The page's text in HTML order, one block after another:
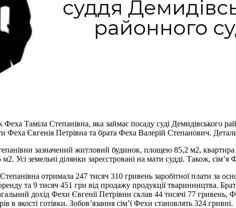
Феха Таміла Степанівна, яка займає посаду суді Демидівського
Феха Євгенія Петрівна та брата Феха Валерій Степанович.
зазначений житловий будинок, площею 85,2 м2, квартира
Усі земельні ділянки зареєстровані на мати судді. Також,
отримала 247 тисяч 310 гривень заробітної плати за
та 9 тисяч 451 грн від продажу продукції тваринництва.
дохід Фехи Євгенії Петрівни склав 44 тисячі 77
в якості готівки. Зобов’язання сім’ї Фехи становлять 324 гривні.